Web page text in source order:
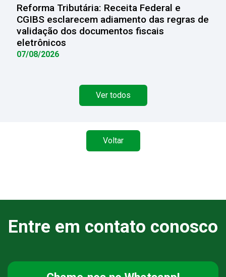
Reforma Tributária: Receita Federal e
CGIBS esclarecem adiamento das regras de
validação dos documentos fiscais
eletrônicos
07/08/2026
Ver todos
Voltar
Entre em contato conosco